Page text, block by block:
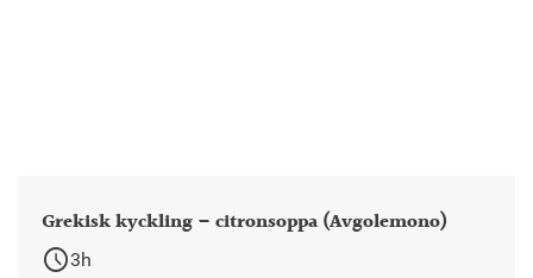
Grekisk kyckling – citronsoppa (Avgolemono)
schedule3h